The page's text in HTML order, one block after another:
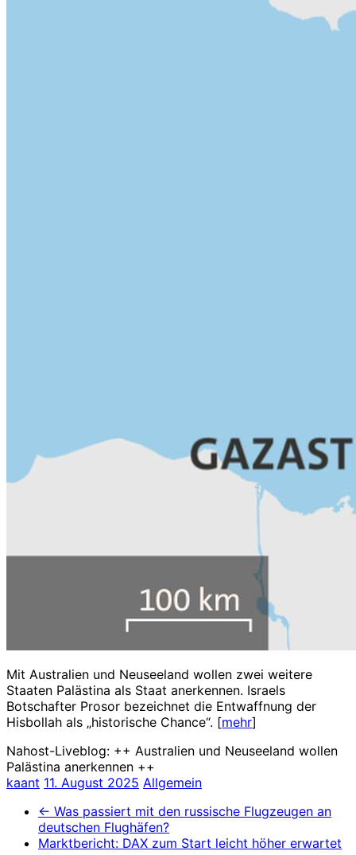
Mit Australien und Neuseeland wollen zwei weitere
Staaten Palästina als Staat anerkennen. Israels
Botschafter Prosor bezeichnet die Entwaffnung der
Hisbollah als „historische Chance“. [mehr]
Nahost-Liveblog: ++ Australien und Neuseeland wollen
Palästina anerkennen ++
kaant 11. August 2025 Allgemein
← Was passiert mit den russische Flugzeugen an
deutschen Flughäfen?
Marktbericht: DAX zum Start leicht höher erwartet